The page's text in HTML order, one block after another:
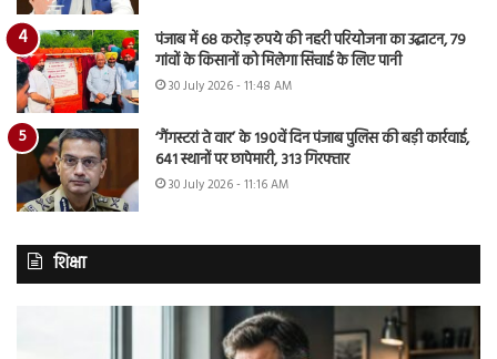
पंजाब में 68 करोड़ रुपये की नहरी परियोजना का उद्घाटन, 79
गांवों के किसानों को मिलेगा सिंचाई के लिए पानी
30 July 2026 - 11:48 AM
‘गैंगस्टरां ते वार’ के 190वें दिन पंजाब पुलिस की बड़ी कार्रवाई,
641 स्थानों पर छापेमारी, 313 गिरफ्तार
30 July 2026 - 11:16 AM
शिक्षा